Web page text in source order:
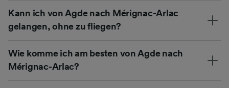
Kann ich von Agde nach Mérignac-Arlac
gelangen, ohne zu fliegen?
Wie komme ich am besten von Agde nach
Mérignac-Arlac?